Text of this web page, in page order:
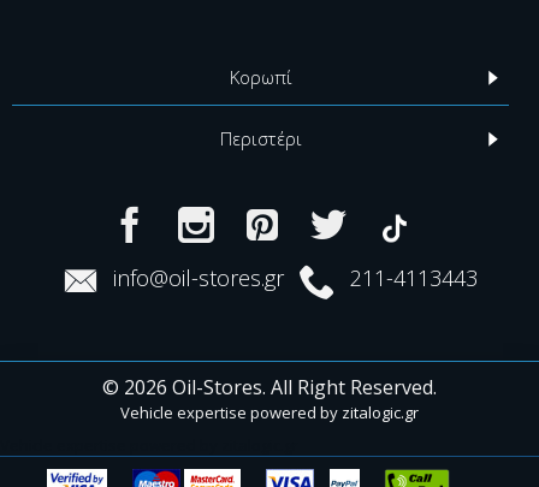
Κορωπί
Περιστέρι
info@oil-stores.gr 211-4113443
© 2026 Oil-Stores. All Right Reserved.
Vehicle expertise powered by zitalogic.gr